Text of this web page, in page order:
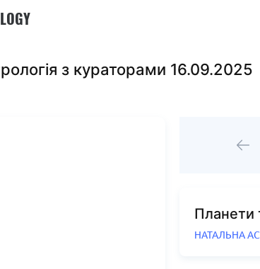
з кураторами 16.09.2025
Планети
НАТАЛЬНА